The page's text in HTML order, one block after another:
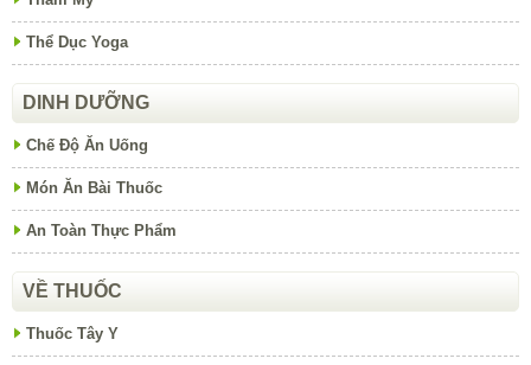
Thể Dục Yoga
DINH DƯỠNG
Chế Độ Ăn Uống
Món Ăn Bài Thuốc
An Toàn Thực Phẩm
VỀ THUỐC
Thuốc Tây Y